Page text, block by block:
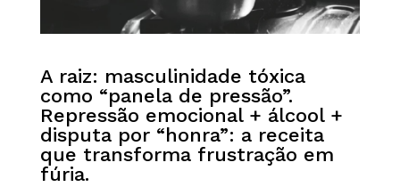
A raiz: masculinidade tóxica
como “panela de pressão”.
Repressão emocional + álcool +
disputa por “honra”: a receita
que transforma frustração em
fúria.